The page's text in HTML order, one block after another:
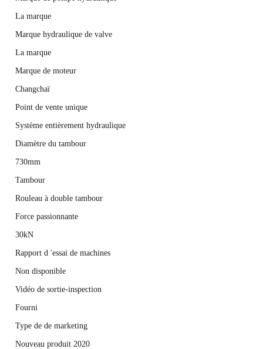
La marque
Marque hydraulique de valve
La marque
Marque de moteur
Changchaï
Point de vente unique
Système entièrement hydraulique
Diamètre du tambour
730mm
Tambour
Rouleau à double tambour
Force passionnante
30kN
Rapport d 'essai de machines
Non disponible
Vidéo de sortie-inspection
Fourni
Type de de marketing
Nouveau produit 2020